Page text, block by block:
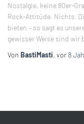
Nostalgie, keine 80er-
Rock-Attitüde. Nichts.
bieten – so sagt es
gewisser Weise sind wir
Von BastiMasti, vor 8